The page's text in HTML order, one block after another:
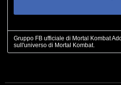
Gruppo FB ufficiale di Mortal Kombat
sull'universo di Mortal Kombat.